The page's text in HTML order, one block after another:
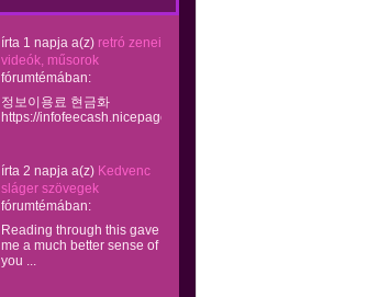
írta 1 napja a(z) retró zenei
videók, műsorok
fórumtémában:
정보이용료 현금화
https://infofeecash.nicepage...
írta 2 napja a(z) Kedvenc
sláger szövegek
fórumtémában:
Reading through this gave
me a much better sense of
you ...